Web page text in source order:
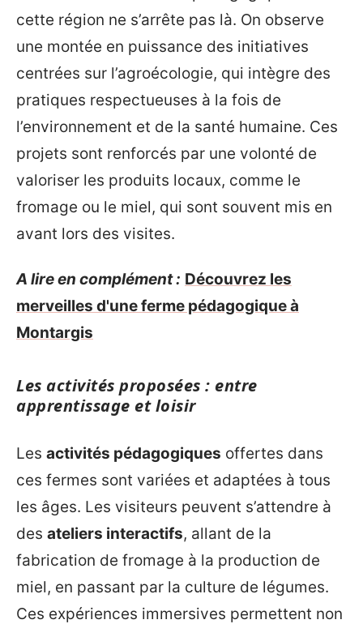
cette région ne s’arrête pas là. On observe
une montée en puissance des initiatives
centrées sur l’agroécologie, qui intègre des
pratiques respectueuses à la fois de
l’environnement et de la santé humaine. Ces
projets sont renforcés par une volonté de
valoriser les produits locaux, comme le
fromage ou le miel, qui sont souvent mis en
avant lors des visites.
A lire en complément : Découvrez les
merveilles d'une ferme pédagogique à
Montargis
Les activités proposées : entre
apprentissage et loisir
Les activités pédagogiques offertes dans
ces fermes sont variées et adaptées à tous
les âges. Les visiteurs peuvent s’attendre à
des ateliers interactifs, allant de la
fabrication de fromage à la production de
miel, en passant par la culture de légumes.
Ces expériences immersives permettent non